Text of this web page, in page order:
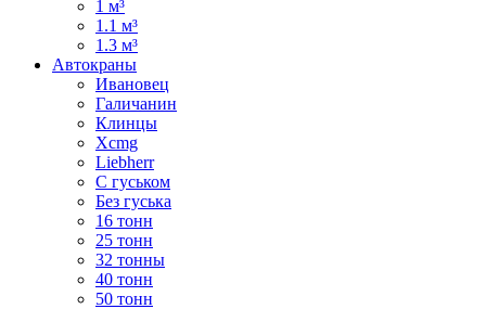
1 м³
1.1 м³
1.3 м³
Автокраны
Ивановец
Галичанин
Клинцы
Xcmg
Liebherr
С гуськом
Без гуська
16 тонн
25 тонн
32 тонны
40 тонн
50 тонн